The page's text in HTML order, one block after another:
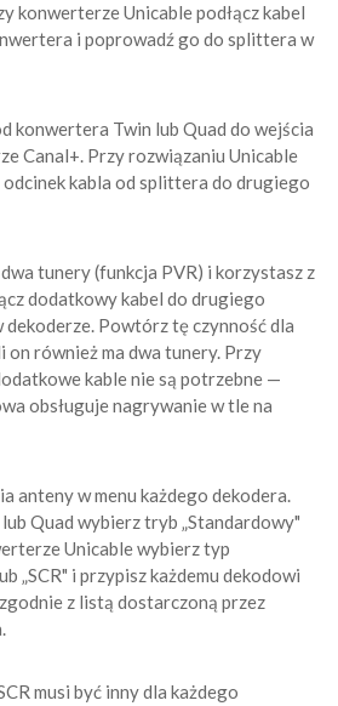
konwerterze Unicable podłącz kabel
i poprowadź go do splittera w
konwertera Twin lub Quad do wejścia
Canal+. Przy rozwiązaniu Unicable
kabla od splittera do drugiego
tunery (funkcja PVR) i korzystasz z
dodatkowy kabel do drugiego
Powtórz tę czynność dla
również ma dwa tunery. Przy
kable nie są potrzebne —
obsługuje nagrywanie w tle na
anteny w menu każdego dekodera.
Quad wybierz tryb „Standardowy"
Unicable wybierz typ
„SCR" i przypisz każdemu dekodowi
zgodnie z listą dostarczoną przez
musi być inny dla każdego